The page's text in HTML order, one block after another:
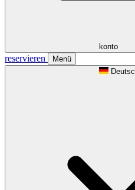
konto
reservieren
Menü